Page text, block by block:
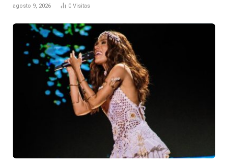
agosto 9, 2026 0 Visitas